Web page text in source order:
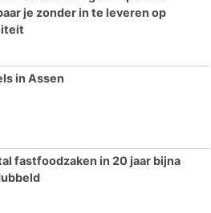
je zonder in te leveren op
in Assen
fastfoodzaken in 20 jaar bijna